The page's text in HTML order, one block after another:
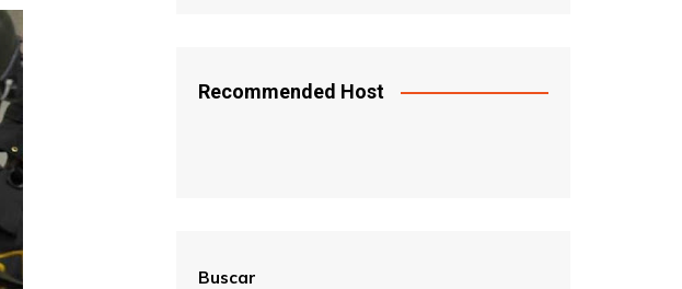
Recommended Host
Buscar